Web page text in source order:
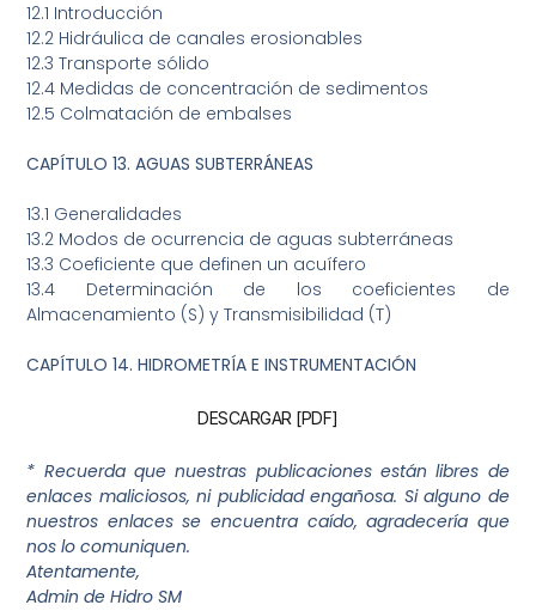
12.1 Introducción
12.2 Hidráulica de canales erosionables
12.3 Transporte sólido
12.4 Medidas de concentración de sedimentos
12.5 Colmatación de embalses
CAPÍTULO 13. AGUAS SUBTERRÁNEAS
13.1 Generalidades
13.2 Modos de ocurrencia de aguas subterráneas
13.3 Coeficiente que definen un acuífero
13.4 Determinación de los coeficientes de
Almacenamiento (S) y Transmisibilidad (T)
CAPÍTULO 14. HIDROMETRÍA E INSTRUMENTACIÓN
DESCARGAR [PDF]
* Recuerda que nuestras publicaciones están libres de
enlaces maliciosos, ni publicidad engañosa. Si alguno de
nuestros enlaces se encuentra caído, agradecería que
nos lo comuniquen.
Atentamente,
Admin de Hidro SM